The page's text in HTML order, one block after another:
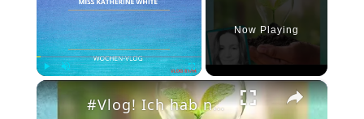
Play Fullscreen
Now Playing
×
#Vlog! Ich hab nach einem neuen Strom und Gasanbiter gesucht. Die Preise sind so extrem hoch.